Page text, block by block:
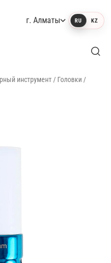
г. Алматы RU KZ
инструмент / Головки /